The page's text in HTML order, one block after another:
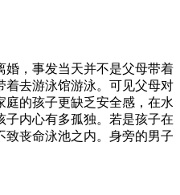
婚，事发当天并不是父母带着
着去游泳馆游泳。可见父母对
的孩子更缺乏安全感，在水
子内心有多孤独。若是孩子在
丧命泳池之内。身旁的男子